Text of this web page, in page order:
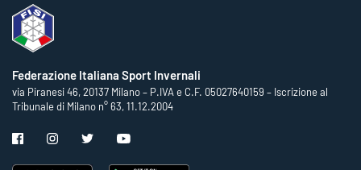
Federazione Italiana Sport Invernali
via Piranesi 46, 20137 Milano – P.IVA e C.F. 05027640159 – Iscrizione al
Tribunale di Milano n° 63, 11.12.2004